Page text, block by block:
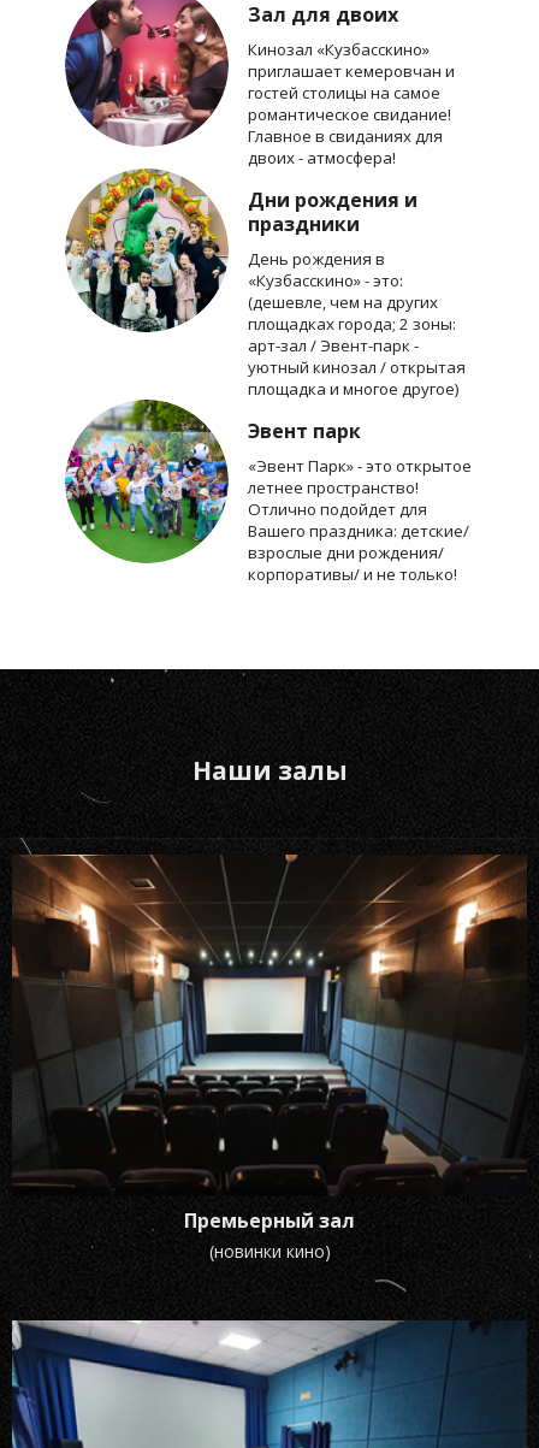
Зал для двоих
Кинозал «Кузбасскино»
приглашает кемеровчан и
гостей столицы на самое
романтическое свидание!
Главное в свиданиях для
двоих - атмосфера!
Дни рождения и
праздники
День рождения в
«Кузбасскино» - это:
(дешевле, чем на других
площадках города; 2 зоны:
арт-зал / Эвент-парк -
уютный кинозал / открытая
площадка и многое другое)
Эвент парк
«Эвент Парк» - это открытое
летнее пространство!
Отлично подойдет для
Вашего праздника: детские/
взрослые дни рождения/
корпоративы/ и не только!
Наши залы
Премьерный зал
(новинки кино)